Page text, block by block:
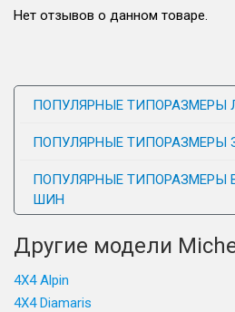
Нет отзывов о данном товаре.
ПОПУЛЯРНЫЕ ТИПОРАЗМЕРЫ
ПОПУЛЯРНЫЕ ТИПОРАЗМЕРЫ
ПОПУЛЯРНЫЕ ТИПОРАЗМЕРЫ
ШИН
Другие модели
4X4 Alpin
4X4 Diamaris